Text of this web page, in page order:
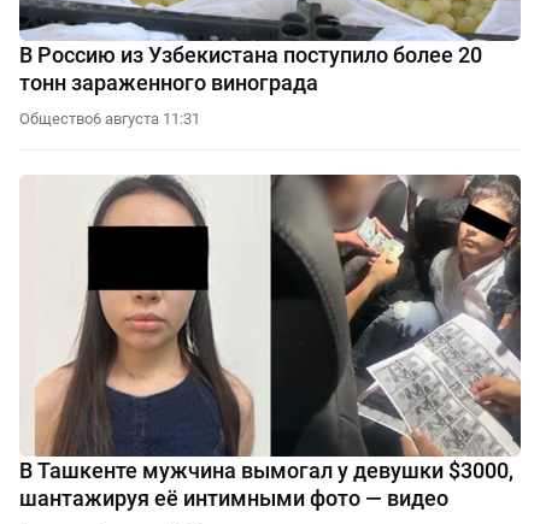
В Россию из Узбекистана поступило более 20
тонн зараженного винограда
Общество6 августа 11:31
В Ташкенте мужчина вымогал у девушки $3000,
шантажируя её интимными фото — видео